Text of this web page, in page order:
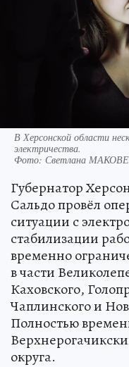
В Херсонской области
электричества.
Фото: Светлана
Губернатор
Сальдо провёл
ситуации с
стабилизации
временно
в части
Каховского,
Чаплинского и
Полностью
округа.